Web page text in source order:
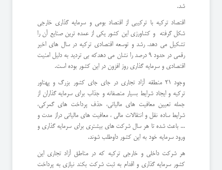
شد.
اقتصاد ترکیه با ترکیبی از اقتصاد بومی و سرمایه گذاری خارجی
شکل گرفته و کشاورزی این کشور یکی از عمده ترین صنایع آن را
تشکیل می دهد. رشد و توسعه اقتصادی ترکیه در سال های اخیر
رقمی در حدود 9 درصد را نشان می دهدکه بی تردید به دلیل امنیت
اقتصادی و سرمایه گذاری روز افزون در این کشور بوده است.
وجود 21 منطقه آزاد تجاری در جای جای کشور بزرگ و پهناور
ترکیه و ایجاد شرایط بسیار منصفانه و جذاب برای سرمایه گذاران از
جمله تعیین معافیت های مالیاتی، حذف پرداخت های گمرکی،
شرایط ساده نقل و انتقالات مالی ، معافیت های مالیاتی دراز مدت و
... باعث شده تا هر سال شرکت های بیشتری برای سرمایه گذاری و
ورود سرمایه خود به این کشور داوطلب شوند.
هر شرکت داخلی و خارجی ترکیه که در مناطق آزاد تجاری این
کشور سرمایه گذاری و اقدام به ثبت شرکت بکند نیازی به پرداخت